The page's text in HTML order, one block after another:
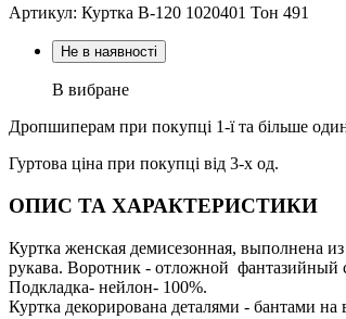
Артикул: Куртка В-120 1020401 Тон 491
Не в наявності
В вибране
Дропшиперам при покупці 1-ї та більше
Гуртова ціна при покупці від 3-х од.
ОПИС ТА ХАРАКТЕРИСТИКИ
Куртка женская демисезонная, выполнена
рукава. Воротник - отложной фантазийный
Подкладка- нейлон- 100%.
Куртка декорирована деталями - бантами